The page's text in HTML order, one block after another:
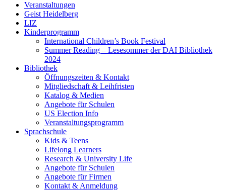
Veranstaltungen
Geist Heidelberg
LIZ
Kinderprogramm
International Children’s Book Festival
Summer Reading – Lesesommer der DAI Bibliothek
2024
Bibliothek
Öffnungszeiten & Kontakt
Mitgliedschaft & Leihfristen
Katalog & Medien
Angebote für Schulen
US Election Info
Veranstaltungsprogramm
Sprachschule
Kids & Teens
Lifelong Learners
Research & University Life
Angebote für Schulen
Angebote für Firmen
Kontakt & Anmeldung